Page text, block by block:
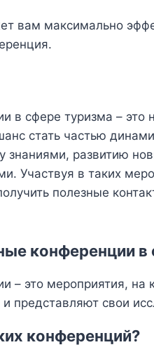
вам максимально
в сфере туризма – это
стать частью
знаниями, развитию
Участвуя в таких
полезные
конференции в
– это мероприятия, на
представляют свои
конференций?